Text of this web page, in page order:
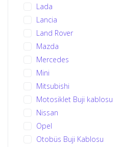
Lada
Lancia
Land Rover
Mazda
Mercedes
Mini
Mitsubishi
Motosiklet Buji kablosu
Nissan
Opel
Otobüs Buji Kablosu